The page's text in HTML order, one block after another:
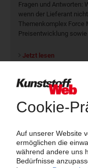
Fragen und Antworten:
wenn der Lieferant
Themenkomplex Force
Preisentwicklung
Jetzt lesen
Newsletter